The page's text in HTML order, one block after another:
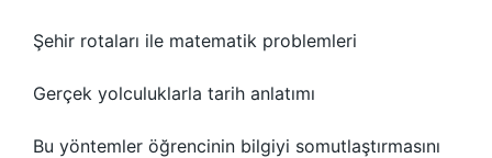
Şehir rotaları ile matematik problemleri
Gerçek yolculuklarla tarih anlatımı
Bu yöntemler öğrencinin bilgiyi somutlaştırmasını